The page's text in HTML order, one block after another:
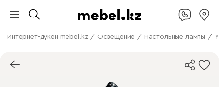
Интернет-дүкен mebel.kz / Освещение / Настольные лампы /